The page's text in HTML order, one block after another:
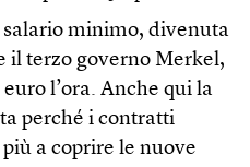
salario minimo, divenuta
il terzo governo Merkel,
l’ora. Anche qui la
perché i contratti
a coprire le nuove